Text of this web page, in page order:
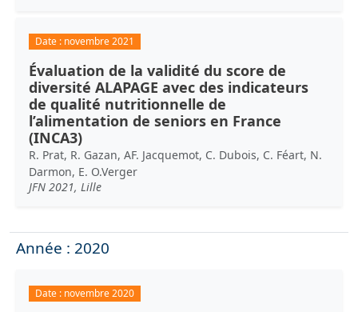
Date : novembre 2021
Évaluation de la validité du score de
diversité ALAPAGE avec des indicateurs
de qualité nutritionnelle de
l’alimentation de seniors en France
(INCA3)
R. Prat, R. Gazan, AF. Jacquemot, C. Dubois, C. Féart, N.
Darmon, E. O.Verger
JFN 2021, Lille
Année : 2020
Date : novembre 2020